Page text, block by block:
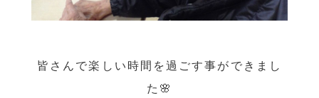
皆さんで楽しい時間を過ごす事ができまし
た🌸